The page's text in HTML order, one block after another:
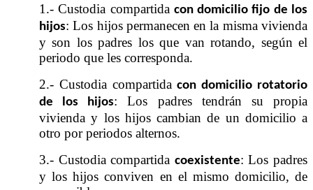
1.- Custodia compartida con domicilio fijo de los
hijos: Los hijos permanecen en la misma vivienda
y son los padres los que van rotando, según el
periodo que les corresponda.
2.- Custodia compartidacon domicilio rotatorio
de los hijos: Los padres tendrán su propia
vivienda y los hijos cambian de un domicilio a
otro por periodos alternos.
3.- Custodia compartida coexistente: Los padres
y los hijos conviven en el mismo domicilio, de